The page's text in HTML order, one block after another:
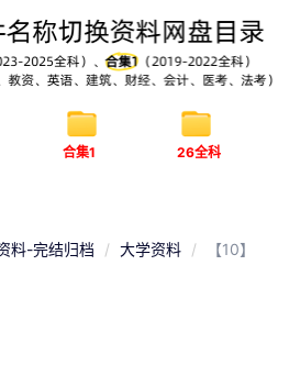
合集1 26全科
料-完结归档 大学资料
【10】